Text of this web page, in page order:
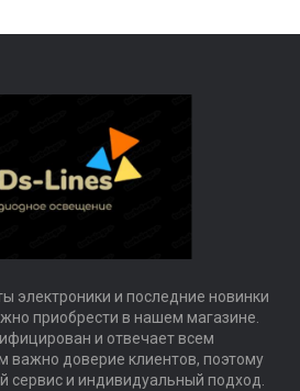
электроники и последние новинки
приобрести в нашем магазине.
и отвечает всем
важно доверие клиентов, поэтому
сервис и индивидуальный подход.